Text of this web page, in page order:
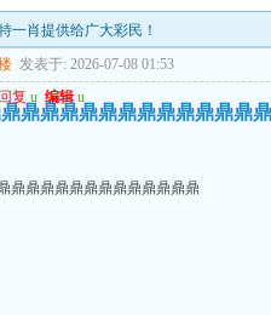
一肖提供给广大彩民！
发表于: 2026-07-08 01:53
回复 u 编辑 u
鼎鼎鼎鼎鼎鼎鼎鼎鼎鼎鼎鼎鼎
鼎鼎鼎鼎鼎鼎鼎鼎鼎鼎鼎鼎鼎